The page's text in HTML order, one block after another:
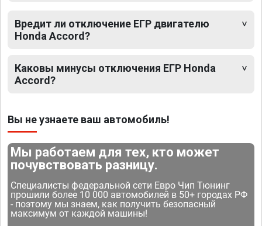
Вредит ли отключение ЕГР двигателю
Honda Accord?
Каковы минусы отключения ЕГР Honda
Accord?
Вы не узнаете ваш автомобиль!
Мы работаем для тех, кто может
почувствовать разницу.
Специалисты федеральной сети Евро Чип Тюнинг
прошили более 10 000 автомобилей в 50+ городах РФ
- поэтому мы знаем, как получить безопасный
максимум от каждой машины!